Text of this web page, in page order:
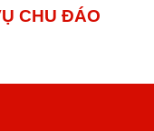
CHU ĐÁO